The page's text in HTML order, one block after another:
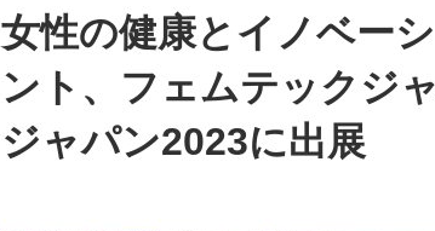
女性の健康とイノベー
ント、 フェムテックジ
ジャパン2023に出展